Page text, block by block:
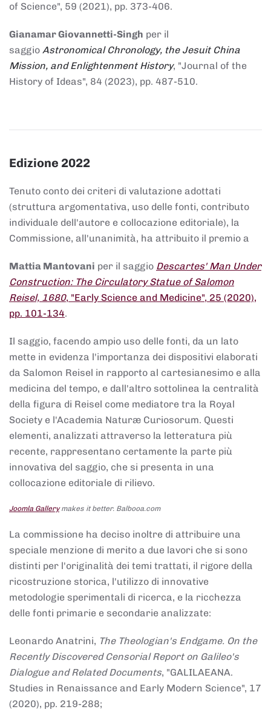
of Science", 59 (2021), pp. 373-406.
Gianamar Giovannetti-Singh per il
saggio Astronomical Chronology, the Jesuit China
Mission, and Enlightenment History, "Journal of the
History of Ideas", 84 (2023), pp. 487-510.
Edizione 2022
Tenuto conto dei criteri di valutazione adottati
(struttura argomentativa, uso delle fonti, contributo
individuale dell'autore e collocazione editoriale), la
Commissione, all'unanimità, ha attribuito il premio a
Mattia Mantovani per il saggio Descartes' Man Under
Construction: The Circulatory Statue of Salomon
Reisel, 1680, "Early Science and Medicine", 25 (2020),
pp. 101-134.
Il saggio, facendo ampio uso delle fonti, da un lato
mette in evidenza l'importanza dei dispositivi elaborati
da Salomon Reisel in rapporto al cartesianesimo e alla
medicina del tempo, e dall'altro sottolinea la centralità
della figura di Reisel come mediatore tra la Royal
Society e l'Academia Naturæ Curiosorum. Questi
elementi, analizzati attraverso la letteratura più
recente, rappresentano certamente la parte più
innovativa del saggio, che si presenta in una
collocazione editoriale di rilievo.
Joomla Gallerymakes it better. Balbooa.com
La commissione ha deciso inoltre di attribuire una
speciale menzione di merito a due lavori che si sono
distinti per l'originalità dei temi trattati, il rigore della
ricostruzione storica, l'utilizzo di innovative
metodologie sperimentali di ricerca, e la ricchezza
delle fonti primarie e secondarie analizzate:
Leonardo Anatrini, The Theologian's Endgame. On the
Recently Discovered Censorial Report on Galileo's
Dialogue and Related Documents, "GALILAEANA.
Studies in Renaissance and Early Modern Science", 17
(2020), pp. 219-288;